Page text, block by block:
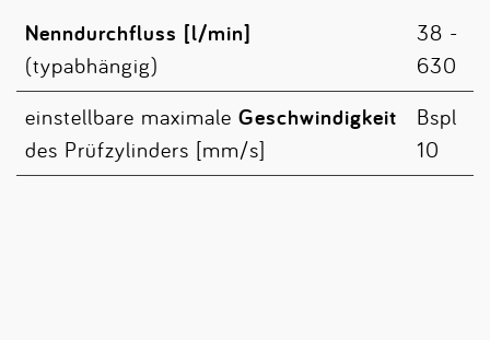
Nenndurchfluss [l/min]
(typabhängig)
38 -
630
einstellbare maximale Geschwindigkeit
des Prüfzylinders [mm/s]
Bspl
10